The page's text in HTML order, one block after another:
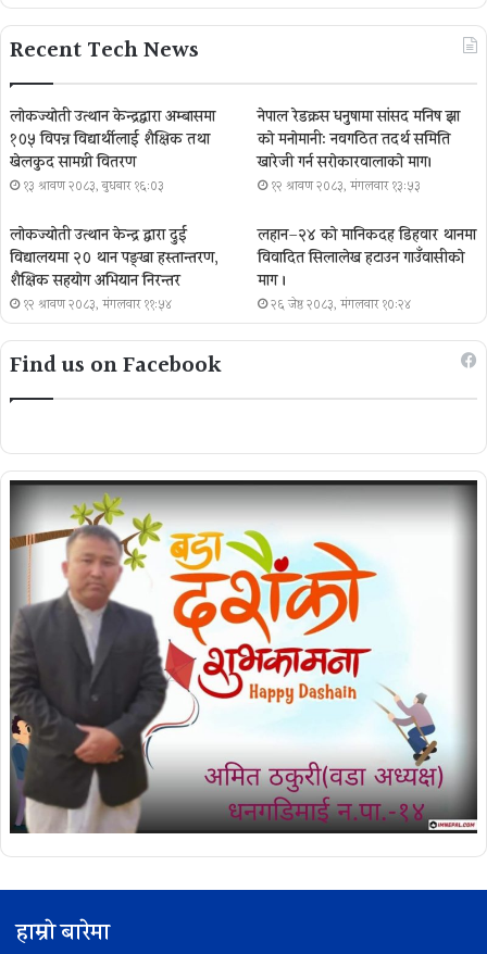
Recent Tech News
लोकज्योती उत्थान केन्द्रद्वारा अम्बासमा
१०५ विपन्न विद्यार्थीलाई शैक्षिक तथा
खेलकुद सामग्री वितरण
१३ श्रावण २०८३, बुधबार १६:०३
नेपाल रेडक्रस धनुषामा सांसद मनिष झा
को मनोमानी: नवगठित तदर्थ समिति
खारेजी गर्न सरोकारवालाको माग।
१२ श्रावण २०८३, मंगलवार १३:५३
लोकज्योती उत्थान केन्द्र द्वारा दुई
विद्यालयमा २० थान पङ्खा हस्तान्तरण,
शैक्षिक सहयोग अभियान निरन्तर
१२ श्रावण २०८३, मंगलवार ११:५४
लहान–२४ को मानिकदह डिहवार थानमा
विवादित सिलालेख हटाउन गाउँवासीको
माग ।
२६ जेष्ठ २०८३, मंगलवार १०:२४
Find us on Facebook
हाम्रो बारेमा